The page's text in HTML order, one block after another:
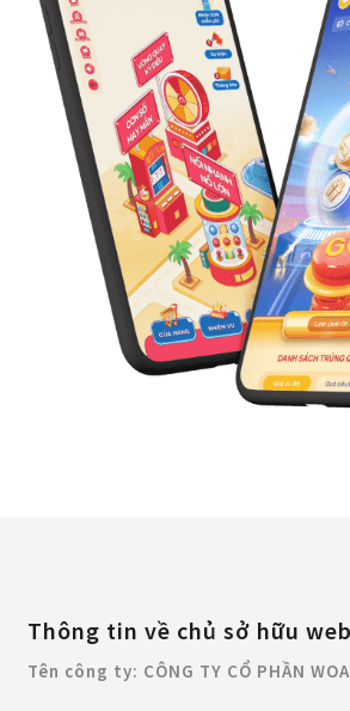
Thông tin về chủ sở hữu
Tên công ty: CÔNG TY CỔ PHẦN